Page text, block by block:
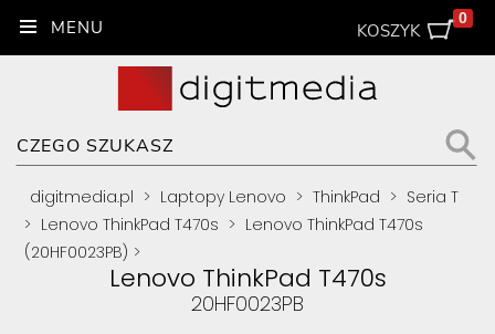
KOSZYK
0
digitmedia.pl > Laptopy Lenovo > ThinkPad > Seria T
> Lenovo ThinkPad T470s > Lenovo ThinkPad T470s
(20HF0023PB) >
Lenovo ThinkPad T470s
20HF0023PB